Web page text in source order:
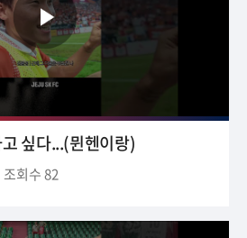
싶다...(뮌헨이랑)
조회수 82